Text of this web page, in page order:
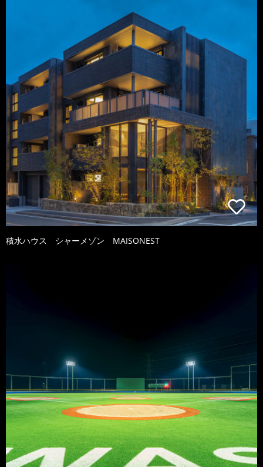
積水ハウス シャーメゾン MAISONEST